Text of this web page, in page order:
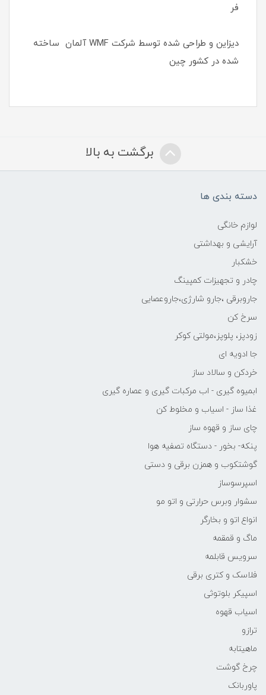
فر
دیزاین و طراحی شده توسط شرکت WMF آلمان ساخته
شده در کشور چین
برگشت به بالا
دسته بندی ها
لوازم خانگی
آرایشی و بهداشتی
خشکبار
چادر و تجهیزات کمپینگ
جاروبرقی ،جارو شارژی،جاروعصایی
سرخ کن
زودپز، پلوپز،مولتی کوکر
جا ادویه ای
خردکن و سالاد ساز
ابمیوه گیری - اب مرکبات گیری و عصاره گیری
غذا ساز - اسیاب و مخلوط کن
چای ساز و قهوه ساز
پنکه- بخور - دستگاه تصفیه هوا
گوشتکوب و همزن برقی و دستی
اسپرسوساز
سشوار وبرس حرارتی و اتو مو
انواع اتو و بخارگر
ماگ و قمقمه
سرویس قابلمه
فلاسک و کتری برقی
اسپیکر بلوتوثی
اسیاب قهوه
ترازو
ماهیتابه
چرخ گوشت
پاوربانک